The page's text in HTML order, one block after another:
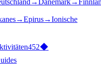
→Dänemark→
→Epirus→Ionische
452◆